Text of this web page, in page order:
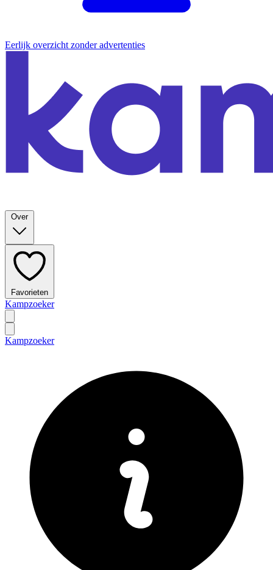
Eerlijk overzicht zonder advertenties
Over
Favorieten
Kampzoeker
Kampzoeker